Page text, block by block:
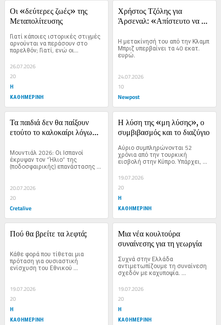
Οι «δεύτερες ζωές» της
Μεταπολίτευσης
Γιατί κάποιες ιστορικές στιγμές
αρνούνται να περάσουν στο
παρελθόν; Γιατί, ενώ οι...
26.07.2026
20
Η
ΚΑΘΗΜΕΡΙΝΗ
Χρήστος Τζόλης για
Άρσεναλ: «Απίστευτο να
μεγάλο σύλλογο – Μίλησα
ήδη με τον Μικέλ Αρτέτα»
Η μετακίνησή του από την Κλαμπ
Μπριζ υπερβαίνει τα 40 εκατ.
ευρώ.
24.07.2026
10
Newpost
Τα παιδιά δεν θα παίξουν
ετούτο το καλοκαίρι λόγω….
Μουντιάλ 2026: Οι Ισπανοί
έκρυψαν τον “Ήλιο” της
(ποδοσφαιρικής) επανάστασης
των Αργεντινών!
20.07.2026
20
Cretalive
Η λύση της «μη λύσης», ο
συμβιβασμός και το διαζύγιο
Αύριο συμπληρώνονται 52
χρόνια από την τουρκική
εισβολή στην Κύπρο. Υπάρχει,
άραγε,...
19.07.2026
20
Η
ΚΑΘΗΜΕΡΙΝΗ
Πού θα βρείτε τα λεφτά;
Κάθε φορά που τίθεται μια
πρόταση για ουσιαστική
ενίσχυση του Εθνικού
Συστήματος...
19.07.2026
20
Η
ΚΑΘΗΜΕΡΙΝΗ
Μια νέα κουλτούρα
συναίνεσης για τη γεωργία
Συχνά στην Ελλάδα
αντιμετωπίζουμε τη συναίνεση
σχεδόν με καχυποψία.
Υπάρχουν,...
19.07.2026
20
Η
ΚΑΘΗΜΕΡΙΝΗ